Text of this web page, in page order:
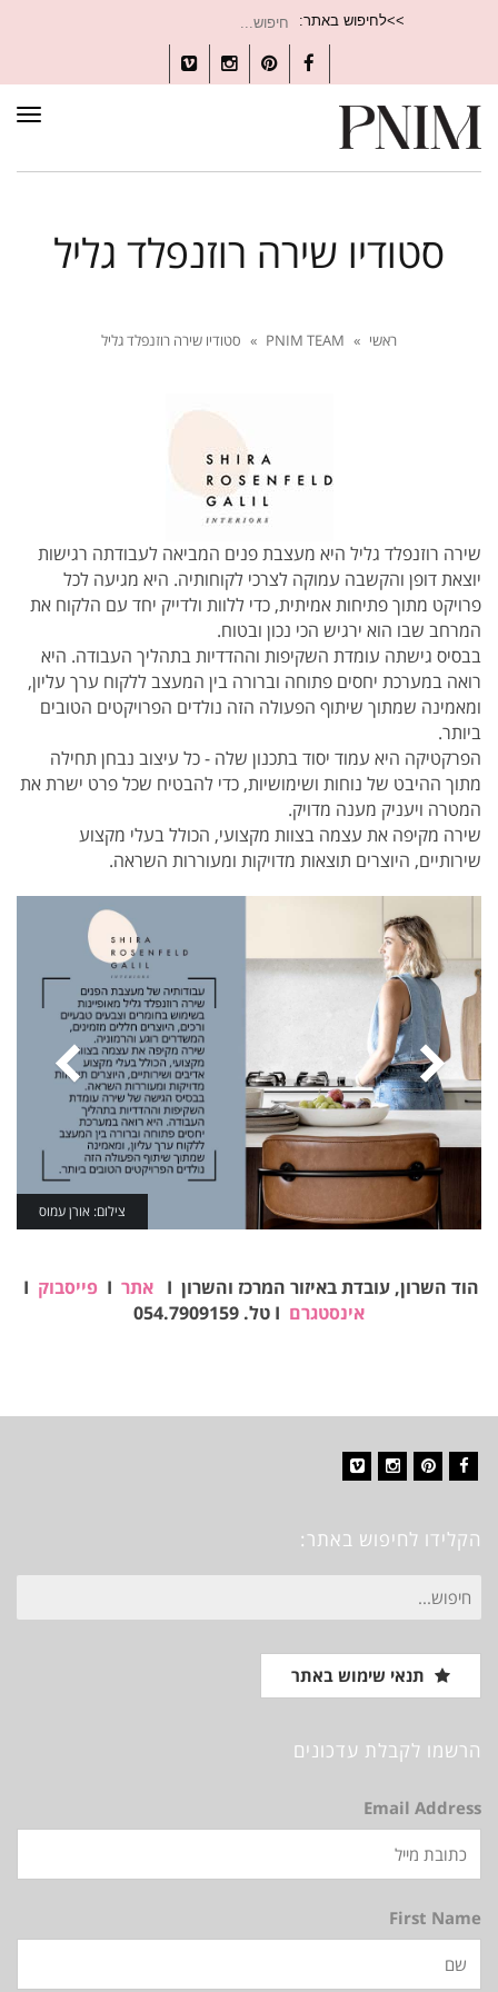
>>לחיפוש באתר:
עבור:
Facebook
Pinterest
Instagram
Vimeo
סטודיו שירה רוזנפלד גליל
ראשי »
PNIM TEAM
» סטודיו שירה רוזנפלד גליל
שירה רוזנפלד גליל היא מעצבת פנים המביאה לעבודתה רגישות
יוצאת דופן והקשבה עמוקה לצרכי לקוחותיה. היא מגיעה לכל
פרויקט מתוך פתיחות אמיתית, כדי ללוות ולדייק יחד עם הלקוח את
המרחב שבו הוא ירגיש הכי נכון ובטוח.
בבסיס גישתה עומדת השקיפות וההדדיות בתהליך העבודה. היא
רואה במערכת יחסים פתוחה וברורה בין המעצב ללקוח ערך עליון,
ומאמינה שמתוך שיתוף הפעולה הזה נולדים הפרויקטים הטובים
ביותר.
הפרקטיקה היא עמוד יסוד בתכנון שלה - כל עיצוב נבחן תחילה
מתוך ההיבט של נוחות ושימושיות, כדי להבטיח שכל פרט ישרת את
המטרה ויעניק מענה מדויק.
שירה מקיפה את עצמה בצוות מקצועי, הכולל בעלי מקצוע
שירותיים, היוצרים תוצאות מדויקות ומעוררות השראה.
צילום: אורן עמוס
הוד השרון, עובדת באיזור המרכז והשרון I אתר פייסבוק
אינסטגרם
הקלידו לחיפוש באתר:
חיפוש
עבור:
תנאי שימוש באתר
הרשמו לקבלת עדכונים
Email Address
First Name